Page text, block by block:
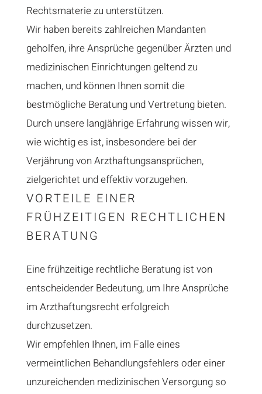
Rechtsmaterie zu unterstützen.
Wir haben bereits zahlreichen Mandanten
geholfen, ihre Ansprüche gegenüber Ärzten und
medizinischen Einrichtungen geltend zu
machen, und können Ihnen somit die
bestmögliche Beratung und Vertretung bieten.
Durch unsere langjährige Erfahrung wissen wir,
wie wichtig es ist, insbesondere bei der
Verjährung von Arzthaftungsansprüchen,
zielgerichtet und effektiv vorzugehen.
VORTEILE EINER
FRÜHZEITIGEN RECHTLICHEN
BERATUNG
Eine frühzeitige rechtliche Beratung ist von
entscheidender Bedeutung, um Ihre Ansprüche
im Arzthaftungsrecht erfolgreich
durchzusetzen.
Wir empfehlen Ihnen, im Falle eines
vermeintlichen Behandlungsfehlers oder einer
unzureichenden medizinischen Versorgung so